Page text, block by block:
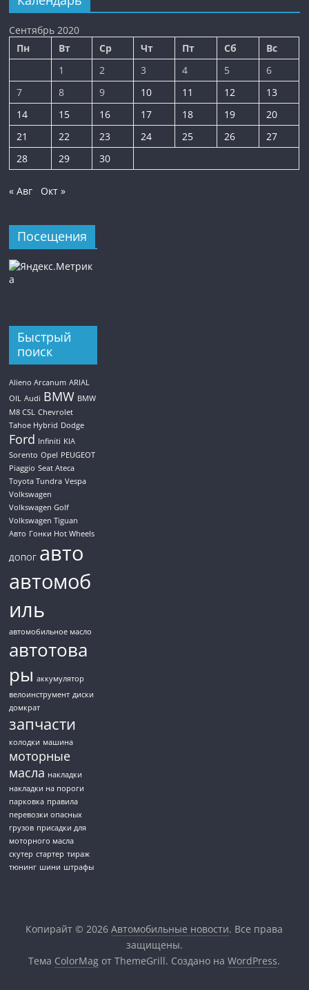
Сентябрь 2020
Пн
Вт Ср Чт Пт Сб
Вс
1
2 3 4 5
6
7
8 9 10 11 12
13
14
15 16 17 18 19
20
21
22 23 24 25 26
27
28
29 30
« Авг Окт »
Посещения
Быстрый
поиск
Alieno Arcanum ARIAL
OIL Audi BMW BMW
M8 CSL Chevrolet
Tahoe Hybrid Dodge
Ford Infiniti KIA
Sorento Opel PEUGEOT
Piaggio Seat Ateca
Toyota Tundra Vespa
Volkswagen
Volkswagen Golf
Volkswagen Tiguan
Авто Гонки Hot Wheels
ДОПОГ авто
автомоб
иль
автомобильное масло
автотова
ры аккумулятор
велоинструмент диски
домкрат
запчасти
колодки машина
моторные
масла накладки
накладки на пороги
парковка правила
перевозки опасных
грузов присадки для
моторного масла
скутер стартер тираж
тюнинг шини штрафы
Копирайт © 2026Автомобильные новости. Все права
защищены.
Тема ColorMag от ThemeGrill. Создано наWordPress.